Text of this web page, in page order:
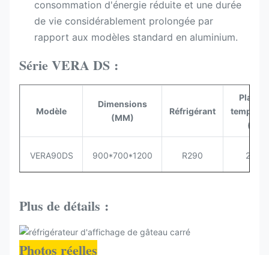
consommation d'énergie réduite et une durée
de vie considérablement prolongée par
rapport aux modèles standard en aluminium.
Série VERA DS :
Modèle
Dimensions
(MM)
Réfrigérant
Plage
(°C)
VERA90DS 900*700*1200 R290 2~+8
VERA150DS 1500*700*1200 R290
Plus de détails :
Photos réelles